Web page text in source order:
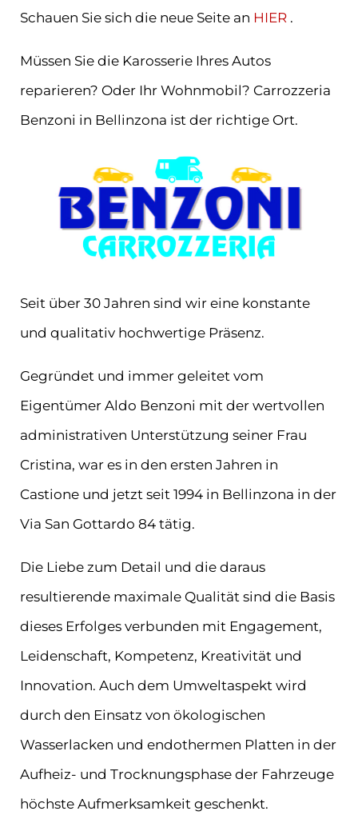
Schauen Sie sich die neue Seite an HIER .
Müssen Sie die Karosserie Ihres Autos
reparieren? Oder Ihr Wohnmobil? Carrozzeria
Benzoni in Bellinzona ist der richtige Ort.
Seit über 30 Jahren sind wir eine konstante
und qualitativ hochwertige Präsenz.
Gegründet und immer geleitet vom
Eigentümer Aldo Benzoni mit der wertvollen
administrativen Unterstützung seiner Frau
Cristina, war es in den ersten Jahren in
Castione und jetzt seit 1994 in Bellinzona in der
Via San Gottardo 84 tätig.
Die Liebe zum Detail und die daraus
resultierende maximale Qualität sind die Basis
dieses Erfolges verbunden mit Engagement,
Leidenschaft, Kompetenz, Kreativität und
Innovation. Auch dem Umweltaspekt wird
durch den Einsatz von ökologischen
Wasserlacken und endothermen Platten in der
Aufheiz- und Trocknungsphase der Fahrzeuge
höchste Aufmerksamkeit geschenkt.